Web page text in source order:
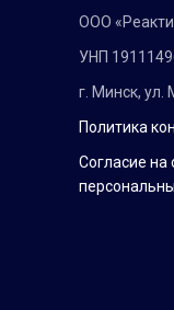
ООО
УНП
г. Минск,
Политика
Согласие на